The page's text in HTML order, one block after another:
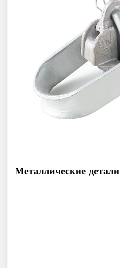
Металлические